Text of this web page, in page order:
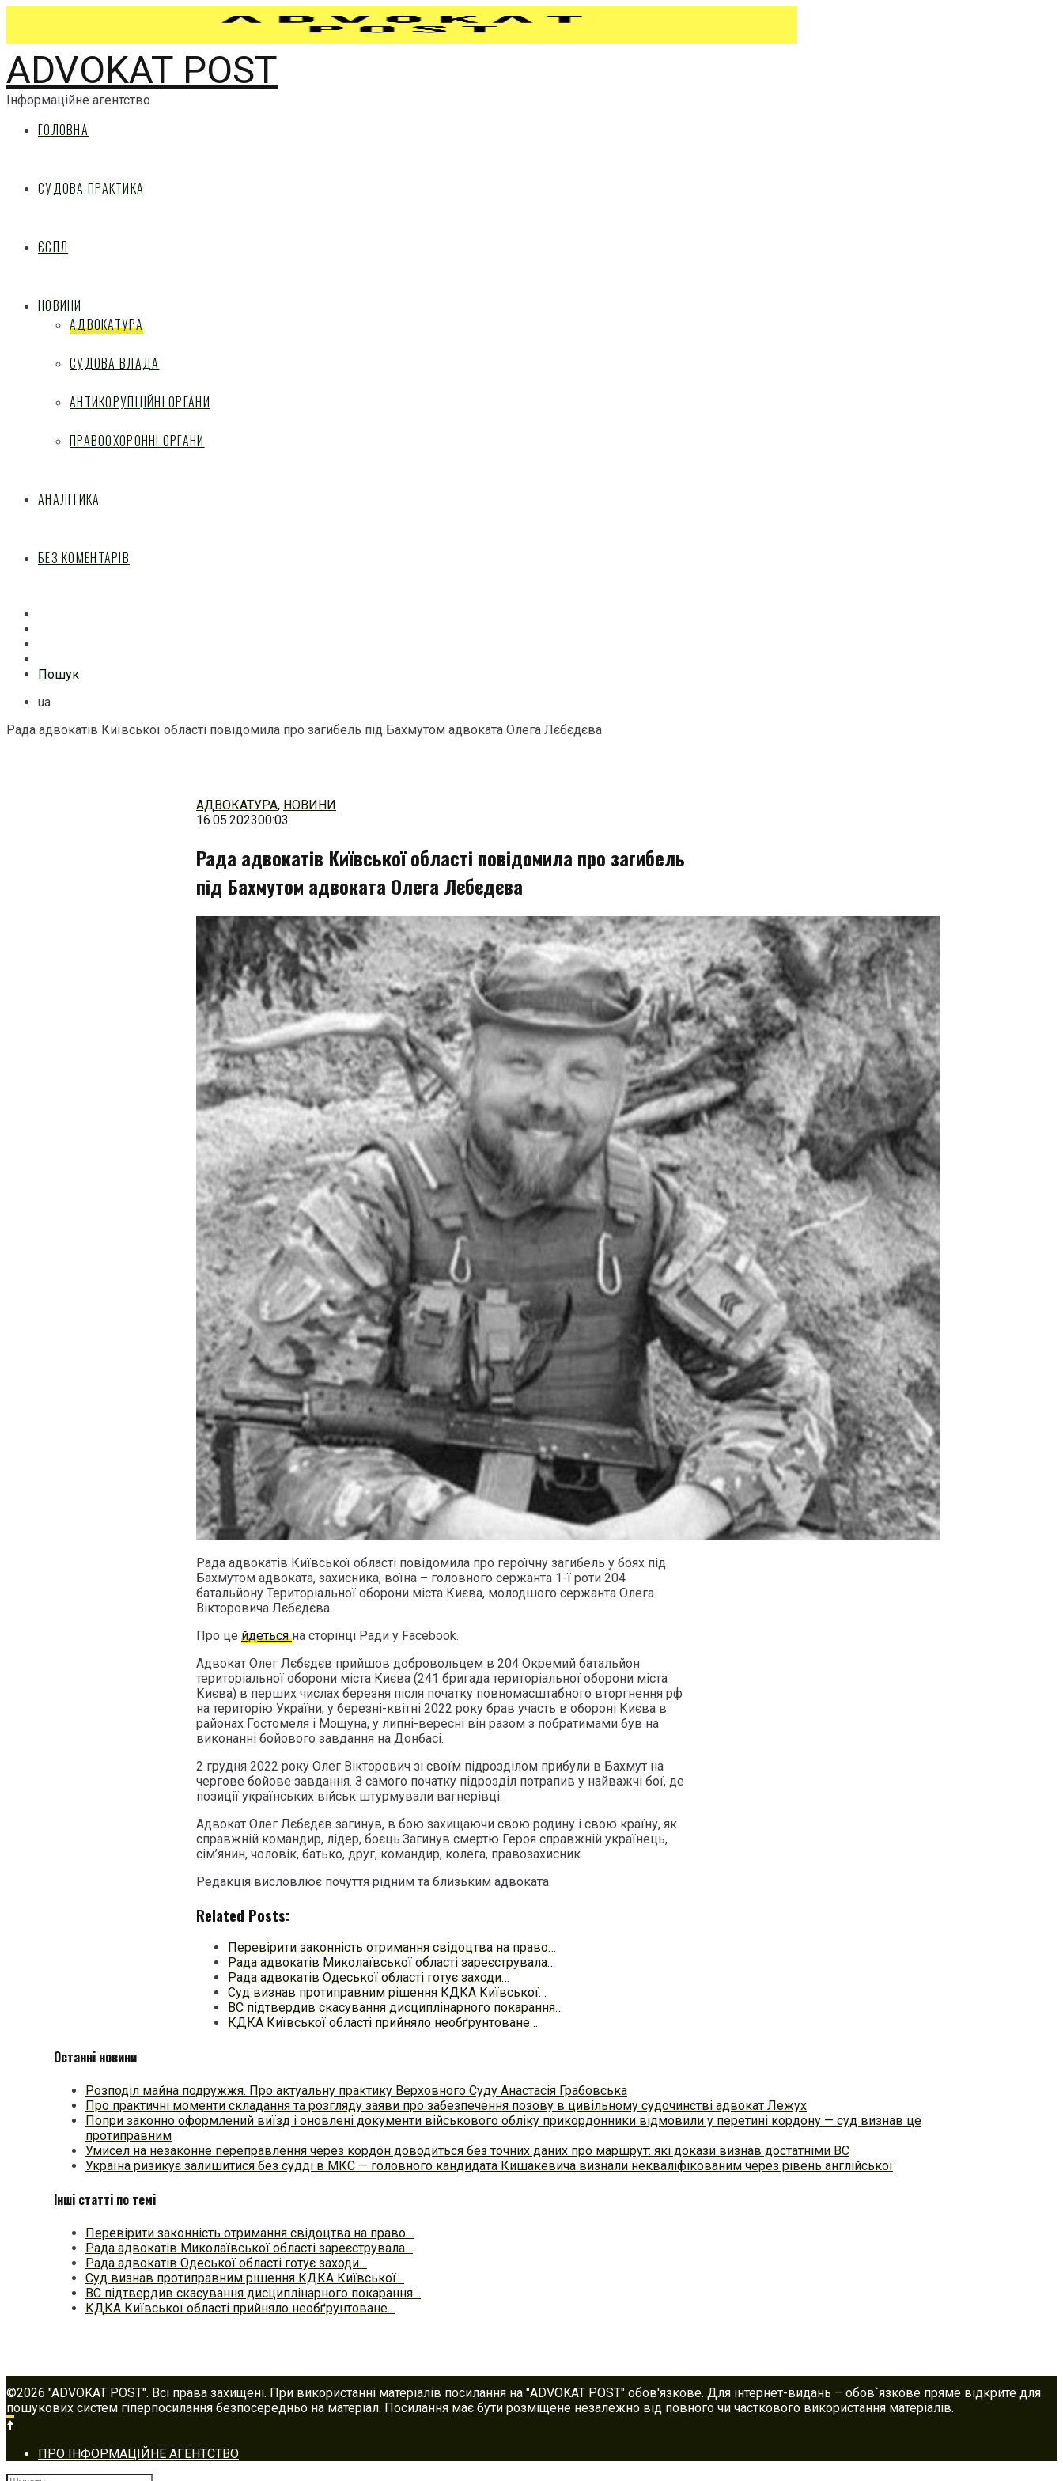
ADVOKAT POST
Інформаційне агентство
ГОЛОВНА
СУДОВА ПРАКТИКА
ЄСПЛ
НОВИНИ
АДВОКАТУРА
СУДОВА ВЛАДА
АНТИКОРУПЦІЙНІ ОРГАНИ
ПРАВООХОРОННІ ОРГАНИ
АНАЛІТИКА
БЕЗ КОМЕНТАРІВ
Пошук
ua
Рада адвокатів Київської області повідомила про загибель під Бахмутом адвоката Олега Лєбєдєва
АДВОКАТУРА, НОВИНИ
16.05.202300:03
Рада адвокатів Київської області повідомила про загибель
під Бахмутом адвоката Олега Лєбєдєва
Рада адвокатів Київської області повідомила про героїчну загибель у боях під
Бахмутом адвоката, захисника, воїна – головного сержанта 1-ї роти 204
батальйону Територіальної оборони міста Києва, молодшого сержанта Олега
Вікторовича Лєбєдєва.
Про це йдетьсяна сторінці Ради у Facebook.
Адвокат Олег Лєбєдєв прийшов добровольцем в 204 Окремий батальйон
територіальної оборони міста Києва (241 бригада територіальної оборони міста
Києва) в перших числах березня після початку повномасштабного вторгнення рф
на територію України, у березні-квітні 2022 року брав участь в обороні Києва в
районах Гостомеля і Мощуна, у липні-вересні він разом з побратимами був на
виконанні бойового завдання на Донбасі.
2 грудня 2022 року Олег Вікторович зі своїм підрозділом прибули в Бахмут на
чергове бойове завдання. З самого початку підрозділ потрапив у найважчі бої, де
позиції українських військ штурмували вагнерівці.
Адвокат Олег Лєбєдєв загинув, в бою захищаючи свою родину і свою країну, як
справжній командир, лідер, боєць.Загинув смертю Героя справжній українець,
сім’янин, чоловік, батько, друг, командир, колега, правозахисник.
Редакція висловлює почуття рідним та близьким адвоката.
Related Posts:
Перевірити законність отримання свідоцтва на право…
Рада адвокатів Миколаївської області зареєструвала…
Рада адвокатів Одеської області готує заходи…
Суд визнав протиправним рішення КДКА Київської…
ВС підтвердив скасування дисциплінарного покарання…
КДКА Київської області прийняло необґрунтоване…
Останні новини
Розподіл майна подружжя. Про актуальну практику Верховного Суду Анастасія Грабовська
Про практичні моменти складання та розгляду заяви про забезпечення позову в цивільному судочинстві адвокат Лежух
Попри законно оформлений виїзд і оновлені документи військового обліку прикордонники відмовили у перетині кордону — суд визнав це
протиправним
Умисел на незаконне переправлення через кордон доводиться без точних даних про маршрут: які докази визнав достатніми ВС
Україна ризикує залишитися без судді в МКС — головного кандидата Кишакевича визнали некваліфікованим через рівень англійської
Інші статті по темі
Перевірити законність отримання свідоцтва на право…
Рада адвокатів Миколаївської області зареєструвала…
Рада адвокатів Одеської області готує заходи…
Суд визнав протиправним рішення КДКА Київської…
ВС підтвердив скасування дисциплінарного покарання…
КДКА Київської області прийняло необґрунтоване…
©2026 "ADVOKAT POST". Всі права захищені. При використанні матеріалів посилання на "ADVOKAT POST" обов'язкове. Для інтернет-видань – обов`язкове пряме відкрите для
пошукових систем гіперпосилання безпосередньо на матеріал. Посилання має бути розміщене незалежно від повного чи часткового використання матеріалів.
Footer
navigation
ПРО ІНФОРМАЦІЙНЕ АГЕНТСТВО